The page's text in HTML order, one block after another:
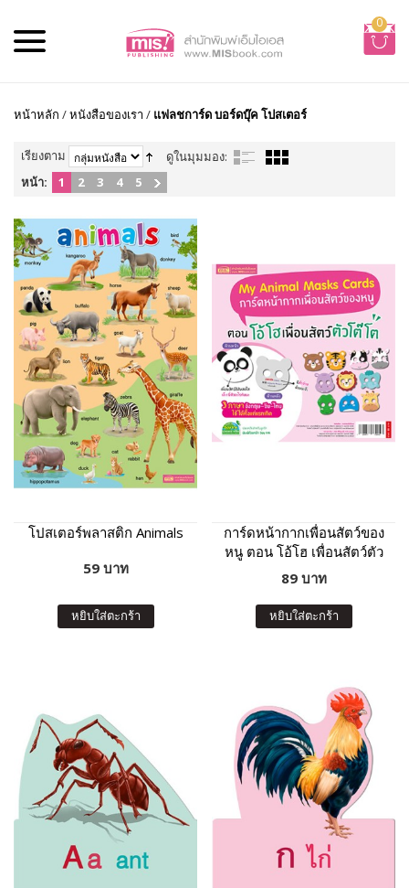
0
หน้าหลัก /หนังสือของเรา / แฟลชการ์ด บอร์ดบุ๊ค โปสเตอร์
เรียงตาม
ดูในมุมมอง:
หน้า:
1 2 3 4 5
โปสเตอร์พลาสติก Animals
59 บาท
หยิบใส่ตะกร้า
การ์ดหน้ากากเพื่อนสัตว์ของ
หนู ตอน โอ้โฮ เพื่อนสัตว์ตัว
โต๊โต
89 บาท
หยิบใส่ตะกร้า